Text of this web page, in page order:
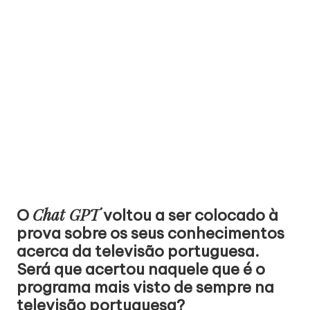
O Chat GPTvoltou a ser colocado à
prova sobre os seus conhecimentos
acerca da televisão portuguesa.
Será que acertou naquele que é o
programa mais visto de sempre na
televisão portuguesa?